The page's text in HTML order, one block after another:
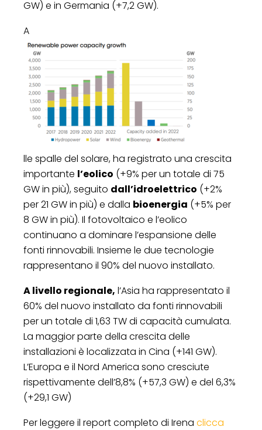
GW) e in Germania (+7,2 GW).
A
lle spalle del solare, ha registrato una crescita
importante l’eolico (+9% per un totale di 75
GW in più), seguito dall’idroelettrico (+2%
per 21 GW in più) e dalla bioenergia (+5% per
8 GW in più). Il fotovoltaico e l’eolico
continuano a dominare l’espansione delle
fonti rinnovabili. Insieme le due tecnologie
rappresentano il 90% del nuovo installato.
A livello regionale, l’Asia ha rappresentato il
60% del nuovo installato da fonti rinnovabili
per un totale di 1,63 TW di capacità cumulata.
La maggior parte della crescita delle
installazioni è localizzata in Cina (+141 GW).
L’Europa e il Nord America sono cresciute
rispettivamente dell’8,8% (+57,3 GW) e del 6,3%
(+29,1 GW)
Per leggere il report completo di Irena clicca